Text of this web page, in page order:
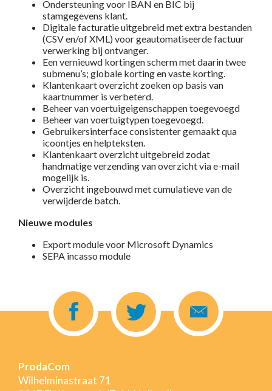
Ondersteuning voor IBAN en BIC bij
stamgegevens klant.
Digitale facturatie uitgebreid met extra bestanden
(CSV en/of XML) voor geautomatiseerde factuur
verwerking bij ontvanger.
Een vernieuwd kortingen scherm met daarin twee
submenu’s; globale korting en vaste korting.
Klantenkaart overzicht zoeken op basis van
kaartnummer is verbeterd.
Beheer van voertuigeigenschappen toegevoegd
Beheer van voertuigtypen toegevoegd.
Gebruikersinterface consistenter gemaakt qua
icoontjes en helpteksten.
Klantenkaart overzicht uitgebreid zodat
handmatige verzending van overzicht via e-mail
mogelijk is.
Overzicht ingebouwd met cumulatieve van de
verwijderde batch.
Nieuwe modules
Export module voor Microsoft Dynamics
SEPA incasso module
ProdaCom
Wilhelminastraat 71